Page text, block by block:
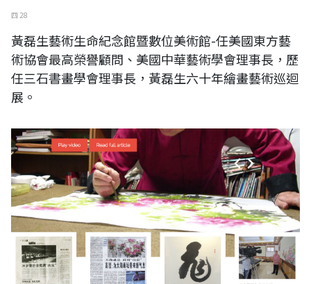
四 28
黃磊生藝術生命紀念館暨數位美術館-任美國東方藝
術協會最高榮譽顧問、美國中華藝術學會理事長，歷
任三石書畫學會理事長，黃磊生六十年繪畫藝術巡迴
展。